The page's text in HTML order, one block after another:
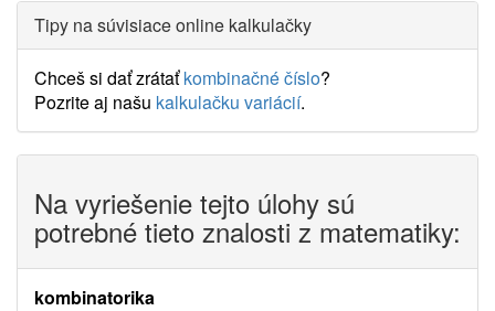
Tipy na súvisiace online kalkulačky
Chceš si dať zrátaťkombinačné číslo?
Pozrite aj našu kalkulačku variácií.
Na vyriešenie tejto úlohy sú
potrebné tieto znalosti z matematiky:
kombinatorika